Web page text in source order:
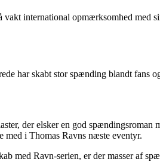
international opmærksomhed
har skabt stor spænding blandt fans
der elsker en god
i Thomas Ravns næste eventyr.
med Ravn-serien, er der masser af